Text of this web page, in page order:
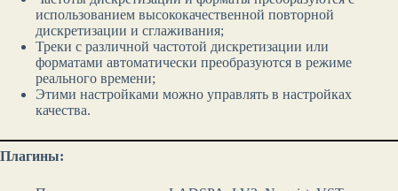
использованием высококачественной повторной
дискретизации и сглаживания;
Треки с различной частотой дискретизации или
форматами автоматически преобразуются в режиме
реального времени;
Этими настройками можно управлять в настройках
качества.
Плагины: